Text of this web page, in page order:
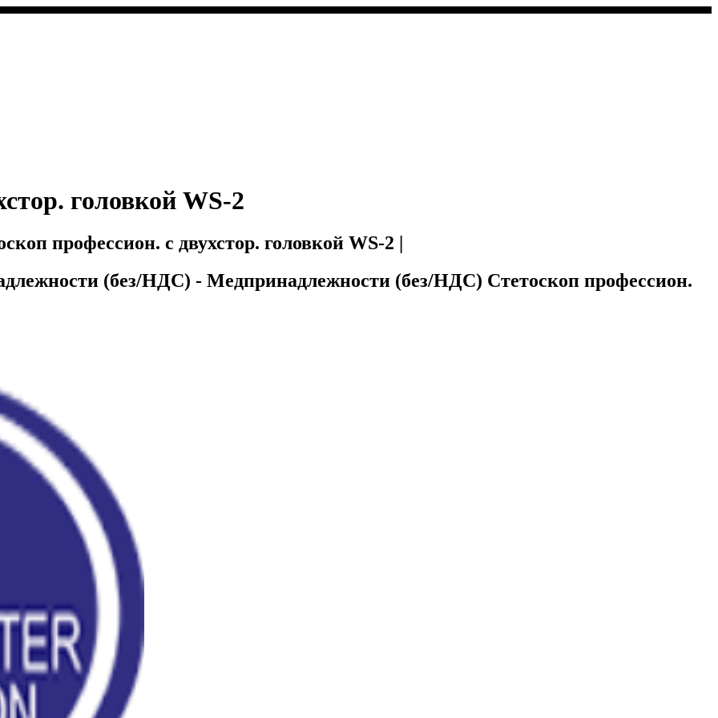
головкой WS-2
профессион. с двухстор. головкой WS-2 |
(без/НДС) - Медпринадлежности (без/НДС) Стетоскоп профессион.